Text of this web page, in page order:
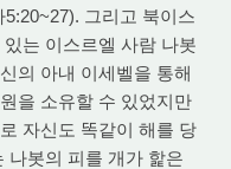
그리고 북이스
는 이스르엘 사람 나봇
의 아내 이세벨을 통해
을 소유할 수 있었지만
자신도 똑같이 해를 당
나봇의 피를 개가 핥은